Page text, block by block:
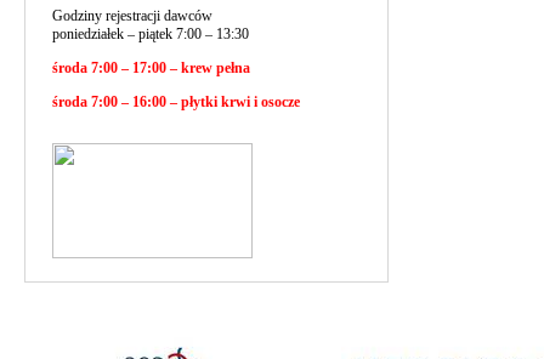
Godziny rejestracji dawców
poniedziałek – piątek 7:00 – 13:30
środa 7:00 – 17:00 – krew pełna
środa 7:00 – 16:00 – płytki krwi i osocze